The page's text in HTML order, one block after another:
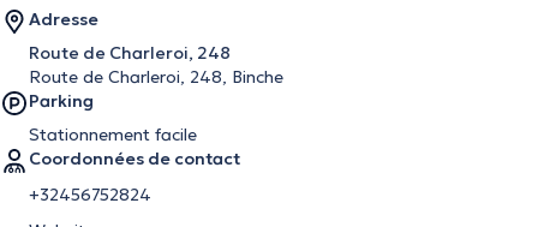
Adresse
Route de Charleroi, 248
Route de Charleroi, 248, Binche
Parking
Stationnement facile
Coordonnées de contact
+32456752824